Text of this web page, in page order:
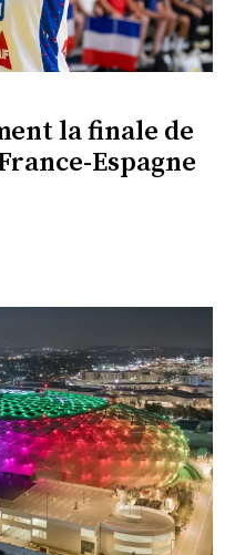
la finale de
Espagne